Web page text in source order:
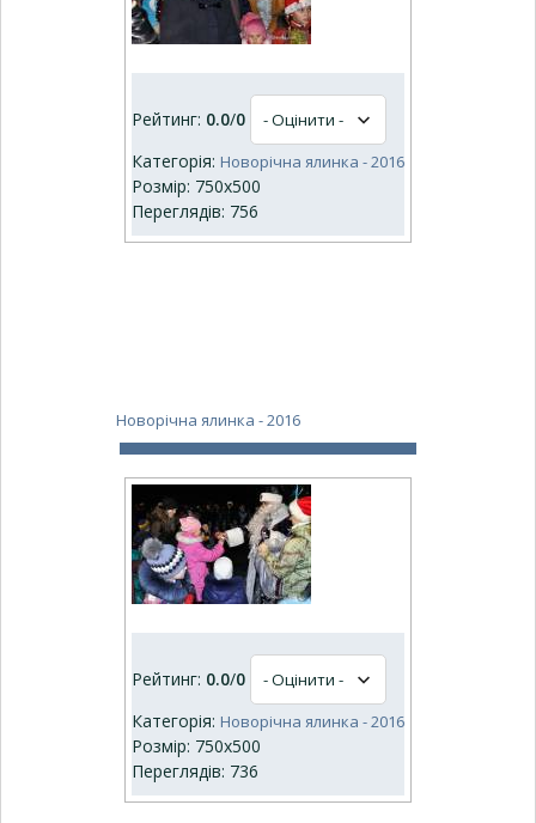
Рейтинг: 0.0/0
Категорія: Новорічна ялинка - 2016
Розмір: 750x500
Переглядів: 756
Новорічна ялинка - 2016
Рейтинг: 0.0/0
Категорія: Новорічна ялинка - 2016
Розмір: 750x500
Переглядів: 736